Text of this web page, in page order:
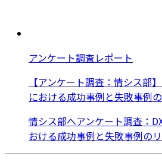
アンケート調査レポート
【アンケート調査：情シス部
における成功事例と失敗事例
情シス部へアンケート調査：
おける成功事例と失敗事例の